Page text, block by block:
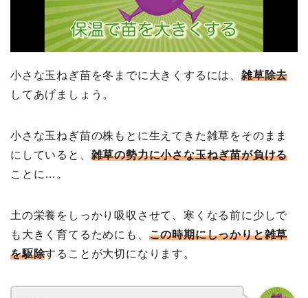
小さな玉ねぎ苗を冬までに大きくするには、 雑草除去
してあげましょう。
小さな玉ねぎ苗の株もとに生えてきた雑草をそのまま
にしていると、 雑草の勢力に小さな玉ねぎ苗が負ける
ことに…。
土の栄養をしっかり吸収させて、寒くなる前に少しで
も大きく育てるためにも、 この時期にしっかりと雑草
を駆除することが大切になります。